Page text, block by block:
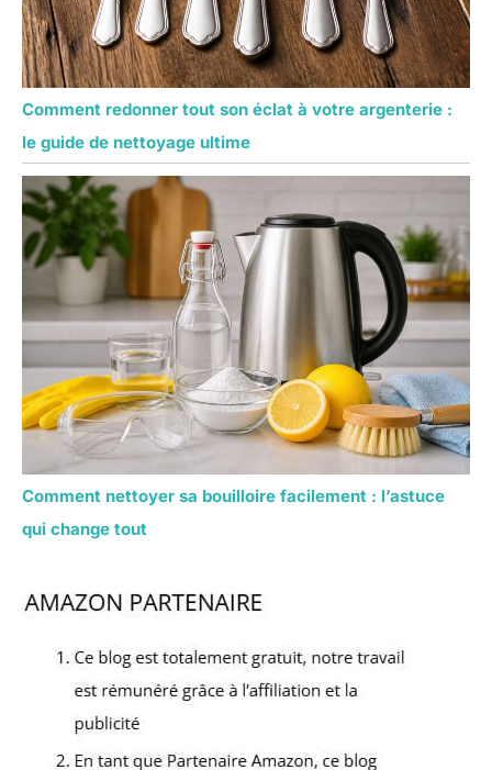
Comment redonner tout son éclat à votre argenterie :
le guide de nettoyage ultime
Comment nettoyer sa bouilloire facilement : l’astuce
qui change tout